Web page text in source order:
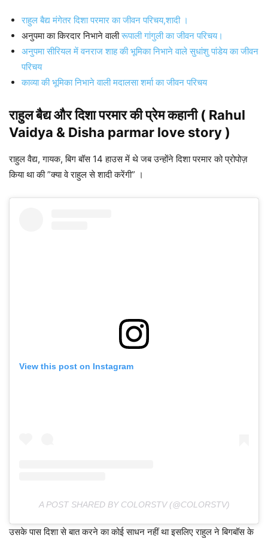
राहुल बैद्य मंगेतर दिशा परमार का जीवन परिचय,शादी ।
अनुपमा का किरदार निभाने वालीरूपाली गांगुली का जीवन परिचय।
अनुपमा सीरियल में वनराज शाह की भूमिका निभाने वाले सुधांशु पांडेय का जीवन
परिचय
काव्या की भूमिका निभाने वाली मदालसा शर्मा का जीवन परिचय
राहुल बैद्य औरदिशा परमारकी प्रेम कहानी ( Rahul
Vaidya & Disha parmar love story )
राहुल वैद्य, गायक, बिग बॉस 14 हाउस में थे जब उन्होंने दिशा परमार को प्रोपोज़
किया था की ”क्या वे राहुल से शादी करेंगी” ।
View this post on Instagram
A POST SHARED BY COLORSTV (@COLORSTV)
उसके पास दिशा से बात करने का कोई साधन नहीं था इसलिए राहुल ने बिगबॉस के